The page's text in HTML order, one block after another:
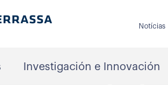
Notícias
Investigación e Innovación